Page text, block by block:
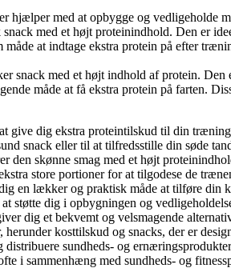
hjælper med at opbygge og vedligeholde
med et højt proteinindhold. Den er
at indtage ekstra protein på efter
snack med et højt indhold af protein.
måde at få ekstra protein på farten.
give dig ekstra proteintilskud til din
snack eller til at tilfredsstille din søde
den skønne smag med et højt
store portioner for at tilgodese de
en lækker og praktisk måde at tilføre din
støtte dig i opbygningen og
dig et bekvemt og velsmagende
kosttilskud og snacks, der er
sundheds- og
i sammenhæng med sundheds- og